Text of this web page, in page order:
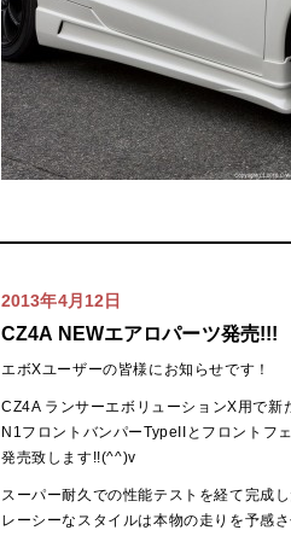
2013年4月12日
CZ4A NEWエアロパーツ発売!!!
エボXユーザーの皆様にお知らせです！
CZ4A ランサーエボリューションX用で新
N1フロントバンパーTypeIIとフロントフ
発売致します!!(^^)v
スーパー耐久での性能テストを経て完成
レーシーなスタイルは本物の走りを予感